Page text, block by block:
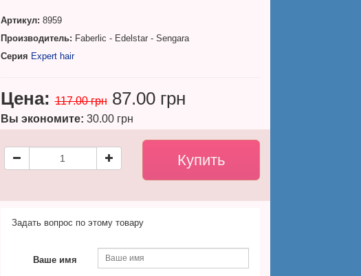
Артикул: 8959
Производитель: Faberlic - Edelstar - Sengara
Серия Expert hair
Цена: 117.00 грн 87.00 грн
Вы экономите: 30.00 грн
Задать вопрос по этому товару
Ваше имя